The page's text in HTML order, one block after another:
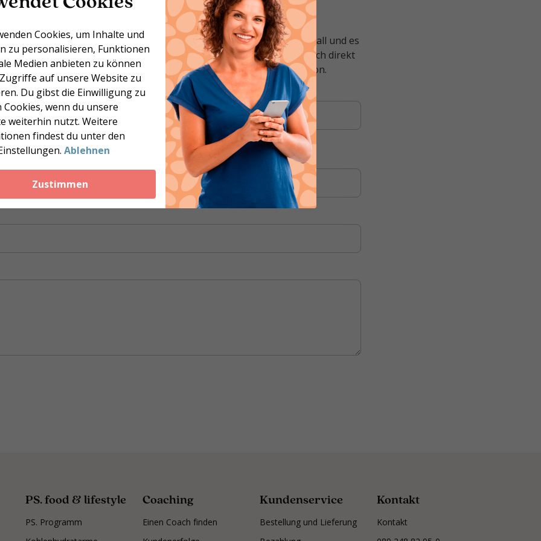
Cookies, um Inhalte und
zu personalisieren, Funktionen
Medien anbieten zu können
auf unsere Website zu
Du gibst die Einwilligung zu
Cookies, wenn du unsere
weiterhin nutzt. Weitere
findest du unter den
Ablehnen
Zustimmen
und Streitverfahren
nicht zufriedenstellend gelöst wird, handelt es sich um einen Streitfall und es
ein Schiedsverfahren einzuleiten. Sie können eine Beschwerde auch direkt
und zwar innerhalb von 4 Wochen nach Einreichung der Reklamation.
PS. food & lifestyle
PS. Programm
Coaching
Einen Coach finden
Kundenservice
Bestellung und Lieferung
Kontakt
Kontakt